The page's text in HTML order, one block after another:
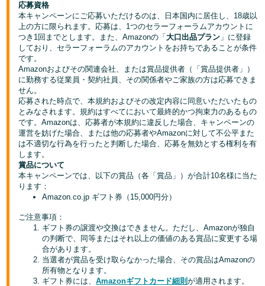
日
本
Deutsch
- DE
Español
- ES
Français
- FR
Italiano
- IT
한
국
-
KR
日
本
イ
応募資格
本キャンペーンにご応募いただけるのは、日本国内に居住し、18歳以
上の方に限られます。応募は、1つのセラーフォーラムアカウントに
つき1回までとします。また、Amazonの「大口出品プラン 」に登録
しており、セラーフォーラムのアカウントをお持ちであることが条件
です。
Amazonおよびその関連会社、または賞品提供者（「賞品提供者」）
に勤務する従業員・契約社員、その関係者やご家族の方は応募できま
せん。
応募された時点で、本規約およびその改定内容に同意いただいたもの
とみなされます。規約はすべてにおいて最終的かつ拘束力のあるもの
です。Amazonは、応募者が本規約に違反した場合、キャンペーンの
運営を妨げた場合、または他の応募者やAmazonに対して不公平また
は不適切な行為を行ったと判断した場合、応募を無効とする権利を有
します。
賞品について
本キャンペーンでは、以下の賞品（各「賞品」）が合計10名様に当た
ります：
Amazon.co.jp ギフト券（15,000円分）
ご注意事項：
ギフト券の譲渡や交換はできません。ただし、Amazonが独自
の判断で、同等またはそれ以上の価値のある賞品に変更する場
合があります。
当選者が賞品を受け取らなかった場合、その賞品はAmazonの
所有物となります。
ギフト券には、Amazonギフトカード細則が適用されます。